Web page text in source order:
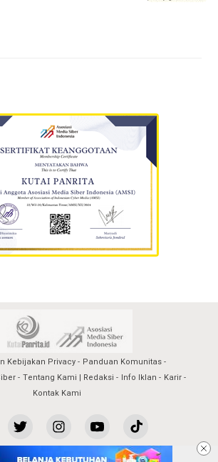
Kebijakan Privacy
Panduan Komunitas
Tentang Kami | Redaksi Info Iklan
Karir
Kontak Kami
kutaipanrita@2023